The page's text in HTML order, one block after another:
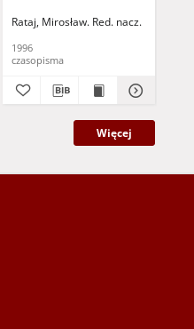
Rataj, Mirosław. Red. nacz.
1996
czasopisma
Więcej